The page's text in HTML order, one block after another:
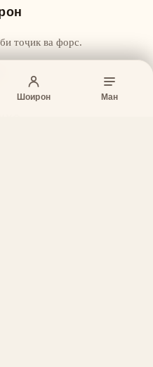
Шоирон Ман
тоҷик ва форс.